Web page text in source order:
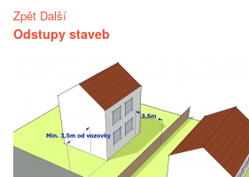
Zpět Další
Odstupy staveb